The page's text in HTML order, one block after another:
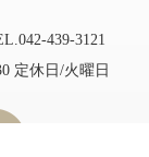
439-3121
定休日/火曜日